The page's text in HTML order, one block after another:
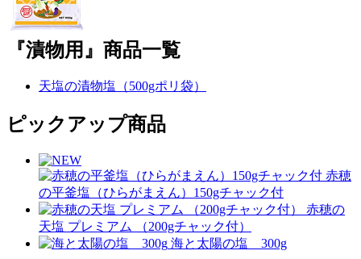
『漬物用』商品一覧
天塩の漬物塩（500gポリ袋）
ピックアップ商品
赤穂
の平釜塩（ひらがまえん）150gチャック付
赤穂の
天塩 プレミアム （200gチャック付）
海と太陽の塩 300g